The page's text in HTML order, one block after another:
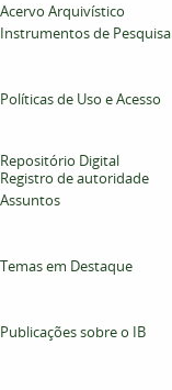
Acervo Arquivístico
Instrumentos de Pesquisa
Políticas de Uso e Acesso
Repositório Digital
Registro de autoridade
Assuntos
Temas em Destaque
Publicações sobre o IB